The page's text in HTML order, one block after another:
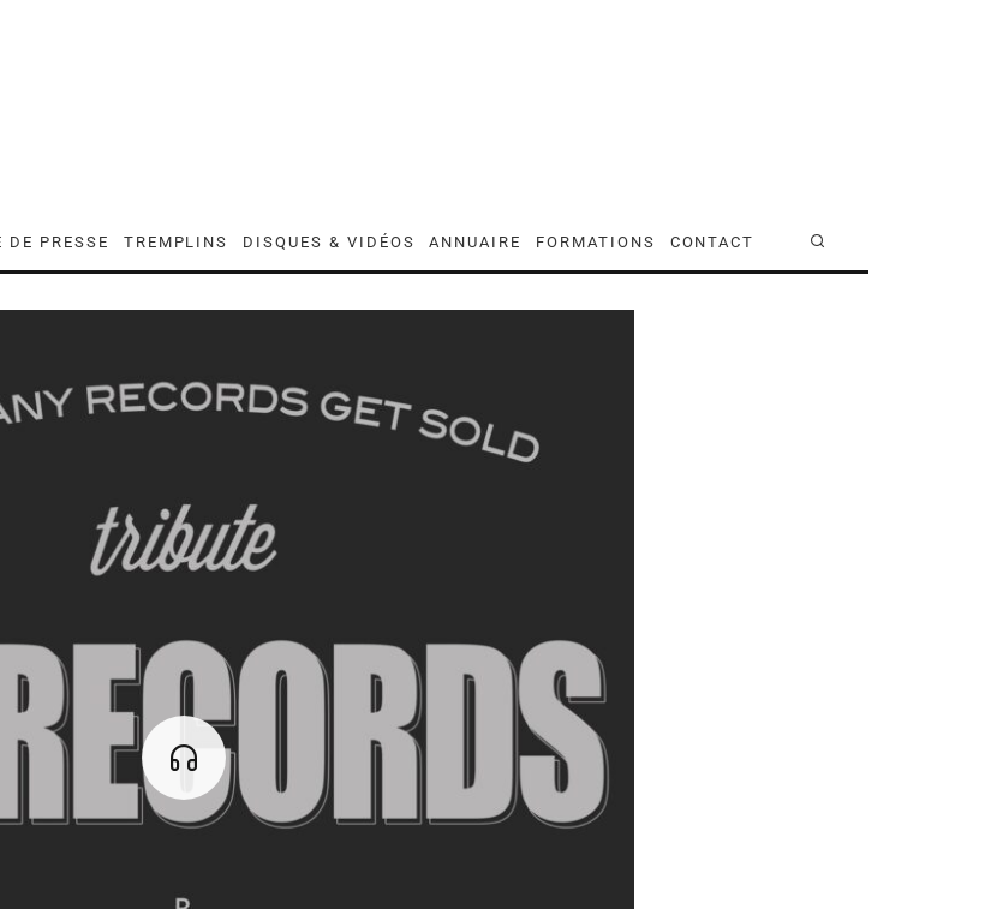
DE PRESSE TREMPLINS DISQUES & VIDÉOS ANNUAIRE FORMATIONS CONTACT